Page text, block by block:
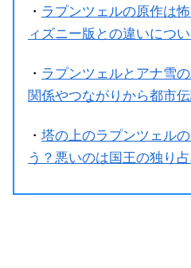
・ ラプンツェルの原作は
ィズニー版との違いにつ
・ ラプンツェルとアナ雪
関係やつながりから都市伝
・ 塔の上のラプンツェル
う？悪いのは国王の独り占